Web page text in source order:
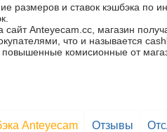
размеров и ставок кэшбэка по
Anteyecam.cc, магазин
что и называется
комисионные от
Anteyecam Отзывы